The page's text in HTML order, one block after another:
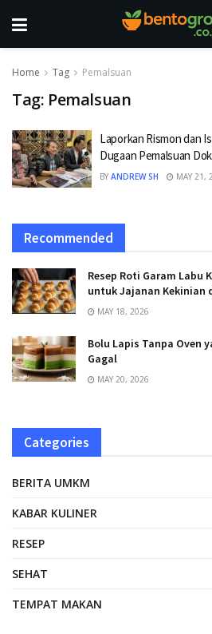
Home Tag Pemalsuan
Tag: Pemalsuan
Laporkan Rismon dan
Dugaan Pemalsuan
BY ANDREW SH MAY 21,
Recommended
Resep Roti Garam Labu
untuk Jajanan Kekinian
MAY 18, 2026
Bolu Lapis Tanpa Oven
Gagal
MAY 20, 2026
Categories
BERITA UMKM
KABAR KULINER
RESEP
SEHAT
TEMPAT MAKAN